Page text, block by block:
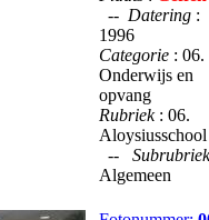
-- Datering :
1996
Categorie : 06.
Onderwijs en
opvang
Rubriek : 06.
Aloysiusschool
--
Algemeen